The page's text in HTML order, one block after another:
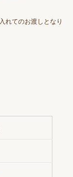
れてのお渡しとなり